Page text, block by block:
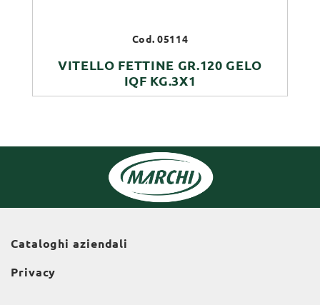
Cod. 05114
VITELLO FETTINE GR.120 GELO
IQF KG.3X1
Cataloghi aziendali
Privacy